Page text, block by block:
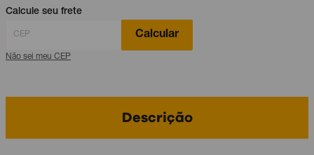
Calcule seu frete
Calcular
Não sei meu CEP
Descrição